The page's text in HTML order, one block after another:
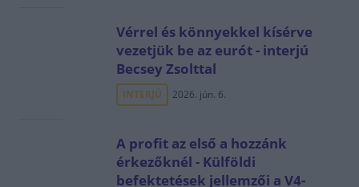
Vérrel és könnyekkel kísérve
vezetjük be az eurót - interjú
Becsey Zsolttal
INTERJÚ 2026. jún. 6.
A profit az első a hozzánk
érkezőknél - Külföldi
befektetések jellemzői a V4-